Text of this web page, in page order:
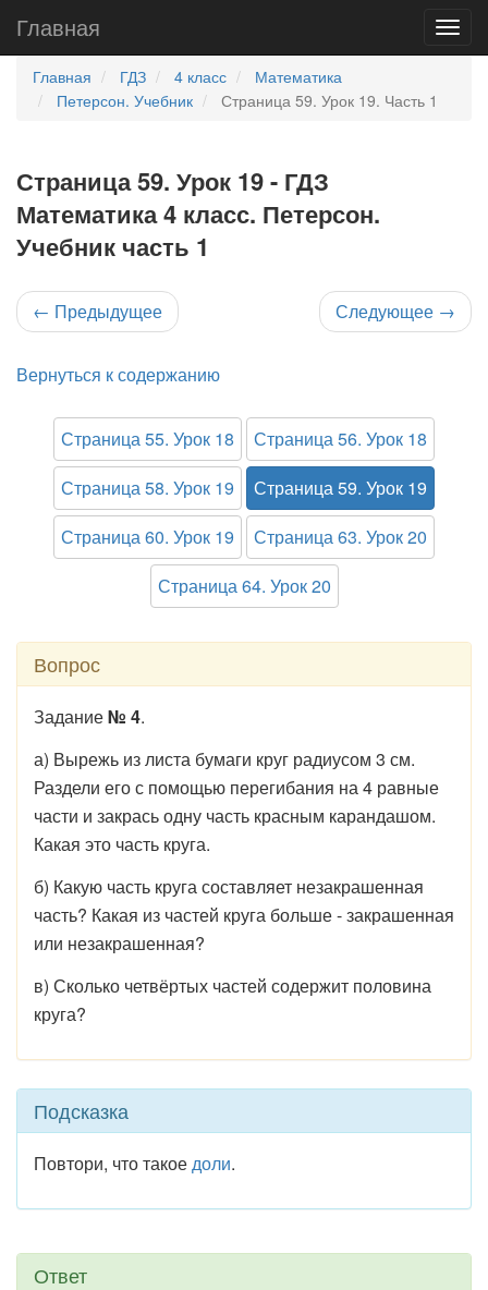
Главная
Главная ГДЗ 4 класс
Математика
Петерсон. Учебник
Страница 59. Урок 19. Часть 1
Страница 59. Урок 19 - ГДЗ
Математика 4 класс. Петерсон.
Учебник часть 1
← Предыдущее Следующее →
Вернуться к содержанию
Страница 55. Урок 18
Страница 56. Урок 18
Страница 58. Урок 19
Страница 59. Урок 19
Страница 60. Урок 19
Страница 63. Урок 20
Страница 64. Урок 20
Вопрос
Задание№ 4.
а) Вырежь из листа бумаги круг радиусом 3 см.
Раздели его с помощью перегибания на 4 равные
части и закрась одну часть красным карандашом.
Какая это часть круга.
б) Какую часть круга составляет незакрашенная
часть? Какая из частей круга больше - закрашенная
или незакрашенная?
в) Сколько четвёртых частей содержит половина
круга?
Подсказка
Повтори, что такоедоли.
Ответ